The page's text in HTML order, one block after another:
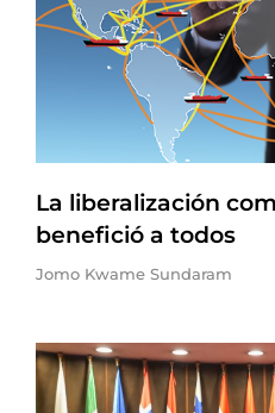
La liberalización
benefició a todos
Jomo Kwame Sundaram